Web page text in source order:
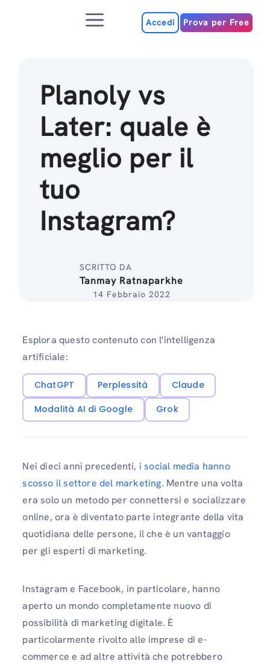
MenuAccedi Prova per Free
Planoly vs
Later: quale è
meglio per il
tuo
Instagram?
SCRITTO DA
Tanmay Ratnaparkhe
14 Febbraio 2022
Esplora questo contenuto con l'intelligenza
artificiale:
ChatGPT Perplessità
Claude
Modalità AI di Google
Grok
Nei dieci anni precedenti, i social media hanno
scosso il settore del marketing. Mentre una volta
era solo un metodo per connettersi e socializzare
online, ora è diventato parte integrante della vita
quotidiana delle persone, il che è un vantaggio
per gli esperti di marketing.
Instagram e Facebook, in particolare, hanno
aperto un mondo completamente nuovo di
possibilità di marketing digitale. È
particolarmente rivolto alle imprese di e-
commerce e ad altre attività che potrebbero